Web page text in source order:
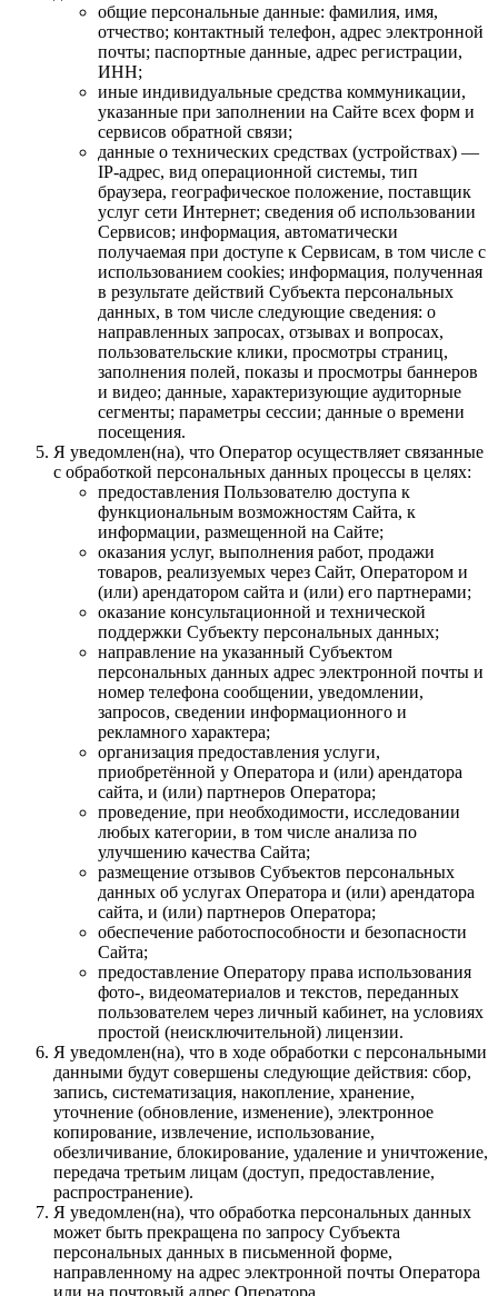
общие персональные данные: фамилия, имя,
отчество; контактный телефон, адрес электронной
почты; паспортные данные, адрес регистрации,
ИНН;
иные индивидуальные средства коммуникации,
указанные при заполнении на Сайте всех форм и
сервисов обратной связи;
данные о технических средствах (устройствах) —
IP-адрес, вид операционной системы, тип
браузера, географическое положение, поставщик
услуг сети Интернет; сведения об использовании
Сервисов; информация, автоматически
получаемая при доступе к Сервисам, в том числе с
использованием cookies; информация, полученная
в результате действий Субъекта персональных
данных, в том числе следующие сведения: о
направленных запросах, отзывах и вопросах,
пользовательские клики, просмотры страниц,
заполнения полей, показы и просмотры баннеров
и видео; данные, характеризующие аудиторные
сегменты; параметры сессии; данные о времени
посещения.
Я уведомлен(на), что Оператор осуществляет связанные
с обработкой персональных данных процессы в целях:
предоставления Пользователю доступа к
функциональным возможностям Сайта, к
информации, размещенной на Сайте;
оказания услуг, выполнения работ, продажи
товаров, реализуемых через Сайт, Оператором и
(или) арендатором сайта и (или) его партнерами;
оказание консультационной и технической
поддержки Субъекту персональных данных;
направление на указанный Субъектом
персональных данных адрес электронной почты и
номер телефона сообщении, уведомлении,
запросов, сведении информационного и
рекламного характера;
организация предоставления услуги,
приобретённой у Оператора и (или) арендатора
сайта, и (или) партнеров Оператора;
проведение, при необходимости, исследовании
любых категории, в том числе анализа по
улучшению качества Сайта;
размещение отзывов Субъектов персональных
данных об услугах Оператора и (или) арендатора
сайта, и (или) партнеров Оператора;
обеспечение работоспособности и безопасности
Сайта;
предоставление Оператору права использования
фото-, видеоматериалов и текстов, переданных
пользователем через личный кабинет, на условиях
простой (неисключительной) лицензии.
Я уведомлен(на), что в ходе обработки с персональными
данными будут совершены следующие действия: сбор,
запись, систематизация, накопление, хранение,
уточнение (обновление, изменение), электронное
копирование, извлечение, использование,
обезличивание, блокирование, удаление и уничтожение,
передача третьим лицам (доступ, предоставление,
распространение).
Я уведомлен(на), что обработка персональных данных
может быть прекращена по запросу Субъекта
персональных данных в письменной форме,
направленному на адрес электронной почты Оператора
или на почтовый адрес Оператора.